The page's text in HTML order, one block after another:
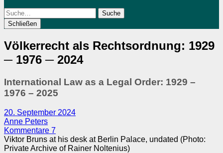
Suche
Schließen
Völkerrecht als Rechtsordnung: 1929
─ 1976 ─ 2024
International Law as a Legal Order: 1929 –
1976 – 2025
20. September 2024
Anne Peters
Kommentare 7
Viktor Bruns at his desk at Berlin Palace, undated (Photo:
Private Archive of Rainer Noltenius)